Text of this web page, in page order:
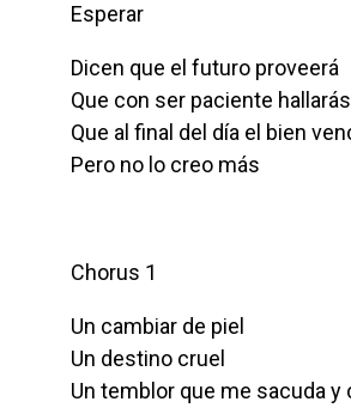
Esperar
Dicen que el futuro proveerá
Que con ser paciente
Que al final del día el bien
Pero no lo creo más
Chorus 1
Un cambiar de piel
Un destino cruel
Un temblor que me sacuda y